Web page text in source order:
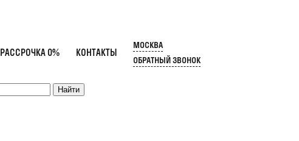
РАССРОЧКА 0% КОНТАКТЫ
МОСКВА
ОБРАТНЫЙ ЗВОНОК